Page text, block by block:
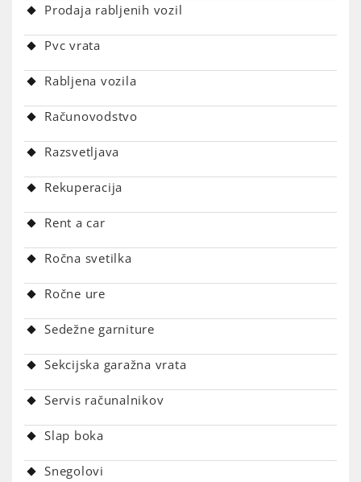
Prodaja rabljenih vozil
Pvc vrata
Rabljena vozila
Računovodstvo
Razsvetljava
Rekuperacija
Rent a car
Ročna svetilka
Ročne ure
Sedežne garniture
Sekcijska garažna vrata
Servis računalnikov
Slap boka
Snegolovi